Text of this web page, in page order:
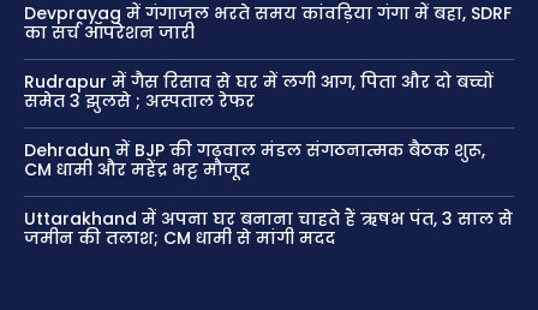
Devprayag में गंगाजल भरते समय कांवड़िया गंगा में बहा, SDRF
का सर्च ऑपरेशन जारी
Rudrapur में गैस रिसाव से घर में लगी आग, पिता और दो बच्चों
समेत 3 झुलसे ; अस्पताल रेफर
Dehradun में BJP की गढ़वाल मंडल संगठनात्मक बैठक शुरू,
CM धामी और महेंद्र भट्ट मौजूद
Uttarakhand में अपना घर बनाना चाहते हैं ऋषभ पंत, 3 साल से
जमीन की तलाश; CM धामी से मांगी मदद